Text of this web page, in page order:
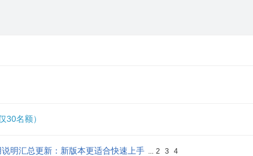
30名额）
说明汇总更新：新版本更适合快速上手 ... 2 3 4